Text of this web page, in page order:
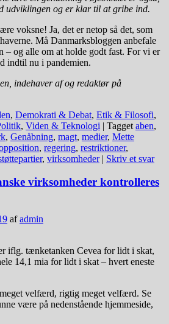
udviklingen og er klar til at gribe ind.
voksne! Ja, det er netop så det, som
Må Danmarksbloggen anbefale
– og alle om at holde godt fast. For vi er
indtil nu i pandemien.
indehaver af og redaktør på
, Demokrati & Debat, Etik & Filosofi,
, Viden & Teknologi | Tagget aben,
, Genåbning, magt, medier, Mette
, regering, restriktioner,
, virksomheder | Skriv et svar
virksomheder kontrolleres
afadmin
iflg. tænketanken Cevea for lidt i skat,
14,1 mia for lidt i skat – hvert eneste
velfærd, rigtig meget velfærd. Se
være på nedenstående hjemmeside,